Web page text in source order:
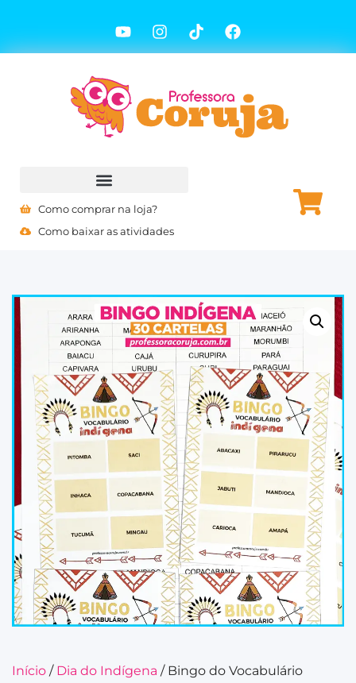
Como comprar na loja?
Como baixar as atividades
Início / Dia do Indígena / Bingo do Vocabulário